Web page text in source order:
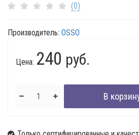
(0)
Производитель: OSSO
Цена: 240 руб.